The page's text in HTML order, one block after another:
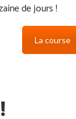
de jours !
La course